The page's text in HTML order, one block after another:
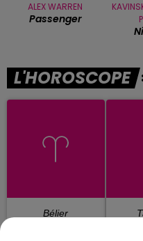
ALEX WARREN
Passenger
L'HOROSCOPE
Bélier